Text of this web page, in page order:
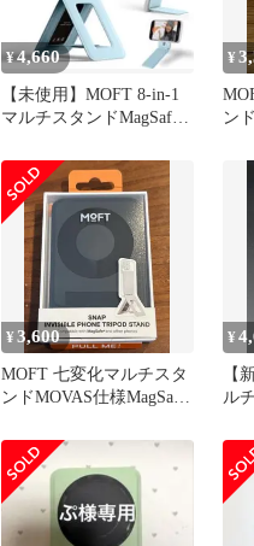
¥4,660
【未使用】MOFT 8-in-1
マルチスタンドMagSafe
¥
ン
¥3,600
MOFT 七変化マルチスタ
ンドMOVAS仕様MagSafe
¥
【
ル